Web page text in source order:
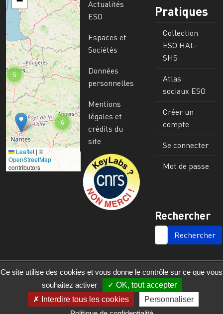
6
5
Leaflet | ©
OpenStreetMap
contributors
Actualités
ESO
Espaces et
Sociétés
Données
personnelles
Mentions
légales et
crédits du
site
Image
Pratiques
Collection
ESO HAL-
SHS
Atlas
sociaux ESO
Créer un
compte
Se connecter
Mot de passe
Rechercher
SEARCH
Ce site utilise des cookies et vous donne le contrôle sur ce que vous
souhaitez activer
OK, tout accepter
Interdire tous les cookies
Personnaliser